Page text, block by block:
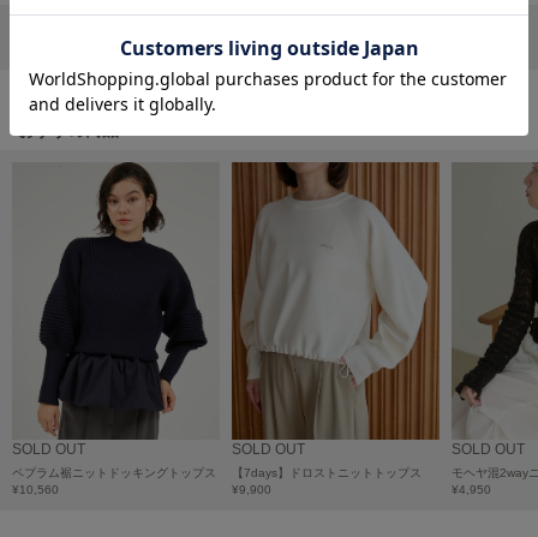
ファーファー
ジェラート ピケ
GELATO PIQUE CAT&DOG
ジェラート ピケ キャットアンドドッグ
gelato pique Sleep
ジェラート ピケ スリープ
GRAMICCI
グラミチ
Henon.
へノン
SOLD OUT
ペプラム裾ニットドッキングトップス
¥10,560
SOLD OUT
【7days】ドロストニットトップス
¥9,900
SOLD OUT
モヘヤ混2way
¥4,950